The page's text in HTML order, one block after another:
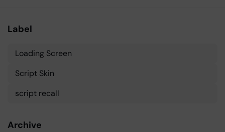
Label
Loading Screen
Script Skin
script recall
Archive